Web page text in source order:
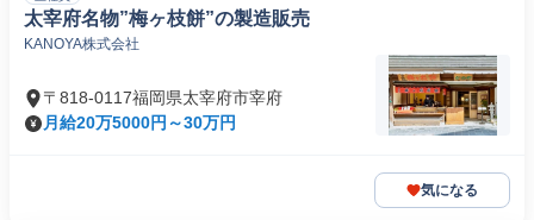
太宰府名物”梅ヶ枝餅”の製造販売
KANOYA株式会社
〒818-0117福岡県太宰府市宰府
月給20万5000円～30万円
気になる